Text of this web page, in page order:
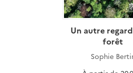
Un autre
forêt
Sophie